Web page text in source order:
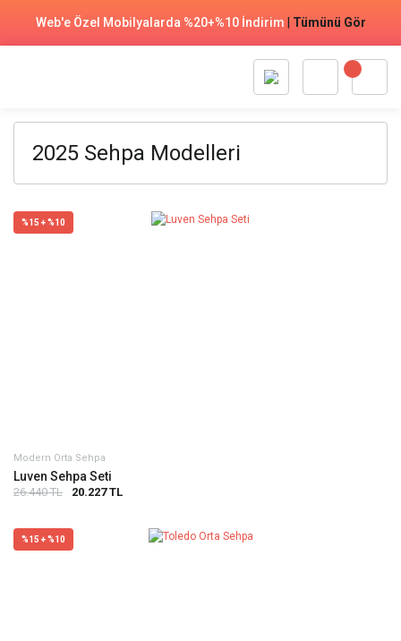
Web'e Özel Mobilyalarda %20+%10 İndirim Tümünü Gör
2025 Sehpa Modelleri
%15 + %10
Modern Orta Sehpa
Luven Sehpa Seti
26.440 TL 20.227 TL
%15 + %10